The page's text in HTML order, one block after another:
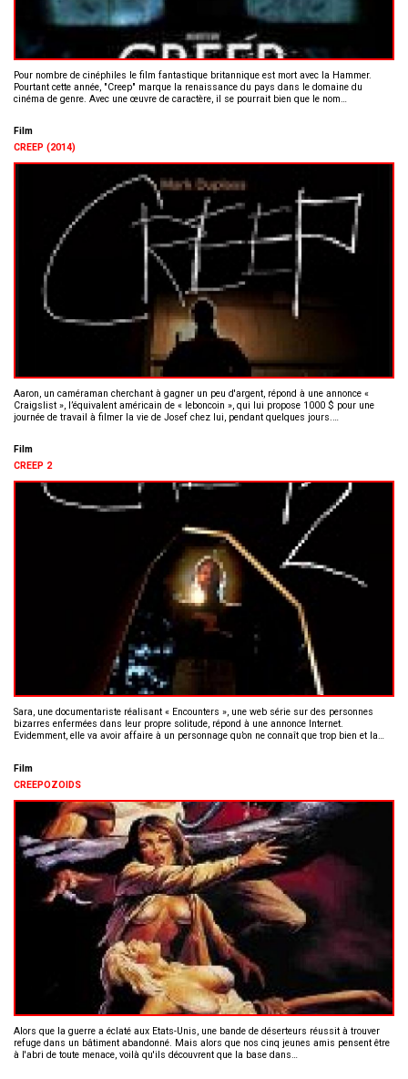
Pour nombre de cinéphiles le film fantastique britannique est mort avec la Hammer.
Pourtant cette année, "Creep" marque la renaissance du pays dans le domaine du
cinéma de genre. Avec une œuvre de caractère, il se pourrait bien que le nom…
Film
CREEP (2014)
Aaron, un caméraman cherchant à gagner un peu d'argent, répond à une annonce «
Craigslist », l’équivalent américain de « leboncoin », qui lui propose 1000 $ pour une
journée de travail à filmer la vie de Josef chez lui, pendant quelques jours.…
Film
CREEP 2
Sara, une documentariste réalisant « Encounters », une web série sur des personnes
bizarres enfermées dans leur propre solitude, répond à une annonce Internet.
Evidemment, elle va avoir affaire à un personnage qu’on ne connaît que trop bien et la…
Film
CREEPOZOIDS
Alors que la guerre a éclaté aux Etats-Unis, une bande de déserteurs réussit à trouver
refuge dans un bâtiment abandonné. Mais alors que nos cinq jeunes amis pensent être
à l'abri de toute menace, voilà qu'ils découvrent que la base dans…